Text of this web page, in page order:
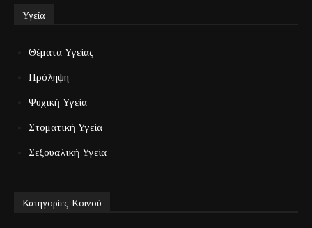
Υγεία
Θέματα Υγείας
Πρόληψη
Ψυχική Υγεία
Στοματική Υγεία
Σεξουαλική Υγεία
Κατηγορίες Κοινού